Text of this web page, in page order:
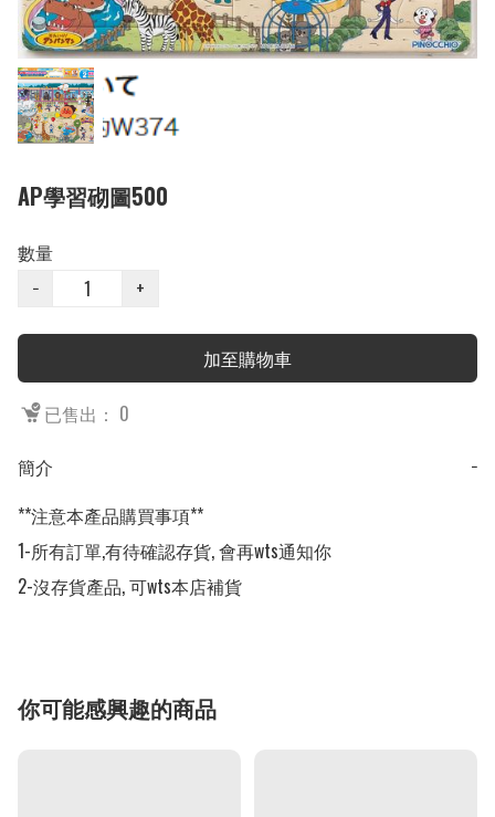
AP學習砌圖500
數量
−
+
加至購物車
已售出： 0
簡介
−
**注意本產品購買事項**
1-所有訂單,有待確認存貨, 會再wts通知你
2-沒存貨產品, 可wts本店補貨
你可能感興趣的商品